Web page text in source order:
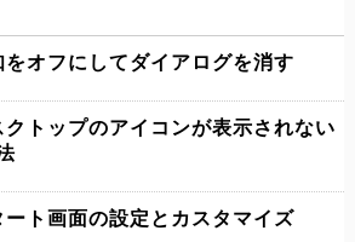
オフにしてダイアログを消す
トップのアイコンが表示されない
ト画面の設定とカスタマイズ